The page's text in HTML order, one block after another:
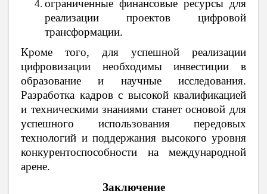
ограниченные финансовые ресурсы для
реализации проектов цифровой
трансформации.
Кроме того, для успешной реализации
цифровизации необходимы инвестиции в
образование и научные исследования.
Разработка кадров с высокой квалификацией
и техническими знаниями станет основой для
успешного использования передовых
технологий и поддержания высокого уровня
конкурентоспособности на международной
арене.
Заключение